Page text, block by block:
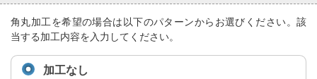
角丸加工を希望の場合は以下のパターンからお選びください。該
当する加工内容を入力してください。
加工なし